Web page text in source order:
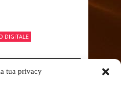
tua privacy
DIGITALE